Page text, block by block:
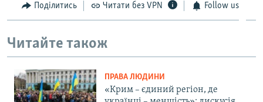
Поділитись Читати без VPN Follow us
Читайте також
ПРАВА ЛЮДИНИ
«Крим – єдиний регіон, де